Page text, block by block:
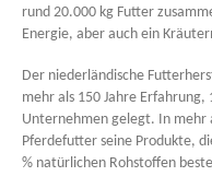
rund 20.000 kg Futter
Energie, aber auch ein
Der niederländische
mehr als 150 Jahre
Unternehmen gelegt. In
Pferdefutter seine Produkte,
% natürlichen Rohstoffen